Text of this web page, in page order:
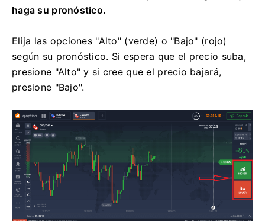
haga su pronóstico.
Elija las opciones "Alto" (verde) o "Bajo" (rojo)
según su pronóstico. Si espera que el precio suba,
presione "Alto" y si cree que el precio bajará,
presione "Bajo".